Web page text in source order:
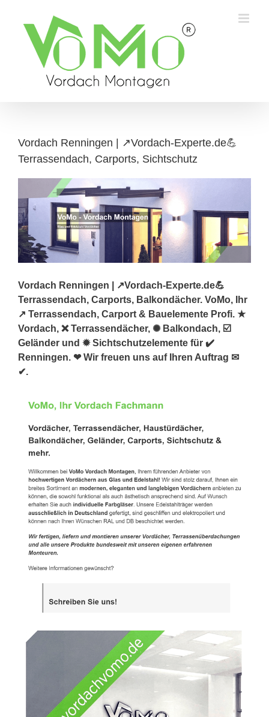
content
Vordach Renningen | ↗️Vordach-Experte.de💪
Terrassendach, Carports, Sichtschutz
Vordach Renningen | ↗️Vordach-Experte.de💪
Terrassendach, Carports, Balkondächer. VoMo, Ihr
↗️ Terrassendach, Carport & Bauelemente Profi. ★
Vordach, ❌ Terrassendächer, ✺ Balkondach, ☑️
Geländer und ✹ Sichtschutzelemente für ✔️
Renningen. ❤ Wir freuen uns auf Ihren Auftrag ✉
✔.